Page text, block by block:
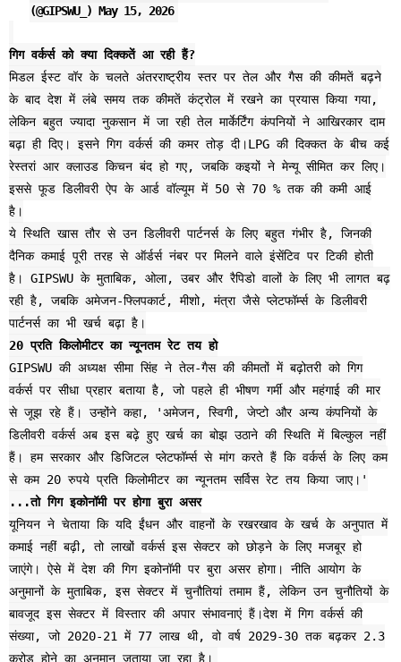
(@GIPSWU_) May 15, 2026
गिग वर्कर्स को क्‍या दिक्‍कतें आ रही हैं?
मिडल ईस्‍ट वॉर के चलते अंतरराष्‍ट्रीय स्‍तर पर तेल और गैस की कीमतें बढ़ने
के बाद देश में लंबे समय तक कीमतें कंट्रोल में रखने का प्रयास किया गया,
लेकिन बहुत ज्‍यादा नुकसान में जा रही तेल मार्केर्टिंग कंपनियों ने आखिरकार दाम
बढ़ा ही दिए। इसने गिग वर्कर्स की कमर तोड़ दी।LPG की दिक्‍कत के बीच कई
रेस्‍तरां आर क्‍लाउड किचन बंद हो गए, जबकि कइयों ने मेन्‍यू सीमित कर लिए।
इससे फूड डिलीवरी ऐप के आर्ड वॉल्‍यूम में 50 से 70 % तक की कमी आई
है।
ये स्थिति खास तौर से उन डिलीवरी पार्टनर्स के लिए बहुत गंभीर है, जिनकी
दैनिक कमाई पूरी तरह से ऑर्डर्स नंबर पर मिलने वाले इंसेंटिव पर टिकी होती
है। GIPSWU के मुताबिक, ओला, उबर और रैपिडो वालों के लिए भी लागत बढ़
रही है, जबकि अमेजन-फ्लिपकार्ट, मीशो, मंत्रा जैसे प्‍लेटफॉर्म्स के डिलीवरी
पार्टनर्स का भी खर्च बढ़ा है।
20 प्रति किलोमीटर का न्यूनतम रेट तय हो
GIPSWU की अध्यक्ष सीमा सिंह ने तेल-गैस की कीमतों में बढ़ोतरी को गिग
वर्कर्स पर सीधा प्रहार बताया है, जो पहले ही भीषण गर्मी और महंगाई की मार
से जूझ रहे हैं। उन्होंने कहा, 'अमेजन, स्विगी, जेप्‍टो और अन्य कंपनियों के
डिलीवरी वर्कर्स अब इस बढ़े हुए खर्च का बोझ उठाने की स्थिति में बिल्कुल नहीं
हैं। हम सरकार और डिजिटल प्लेटफॉर्म्स से मांग करते हैं कि वर्कर्स के लिए कम
से कम 20 रुपये प्रति किलोमीटर का न्यूनतम सर्विस रेट तय किया जाए।'
...तो गिग इकोनॉमी पर होगा बुरा असर
यूनियन ने चेताया कि यदि ईंधन और वाहनों के रखरखाव के खर्च के अनुपात में
कमाई नहीं बढ़ी, तो लाखों वर्कर्स इस सेक्टर को छोड़ने के लिए मजबूर हो
जाएंगे। ऐसे में देश की गिग इकोनॉमी पर बुरा असर होगा। नीति आयोग के
अनुमानों के मुताबिक, इस सेक्‍टर में चुनौतियां तमाम हैं, लेकिन उन चुनौतियों के
बावजूद इस सेक्टर में विस्तार की अपार संभावनाएं हैं।देश में गिग वर्कर्स की
संख्या, जो 2020-21 में 77 लाख थी, वो वर्ष 2029-30 तक बढ़कर 2.3
करोड़ होने का अनुमान जताया जा रहा है।